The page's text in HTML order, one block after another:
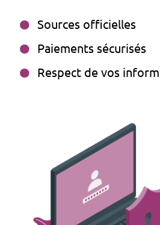
Sources officielles
Paiements sécurisés
Respect de vos